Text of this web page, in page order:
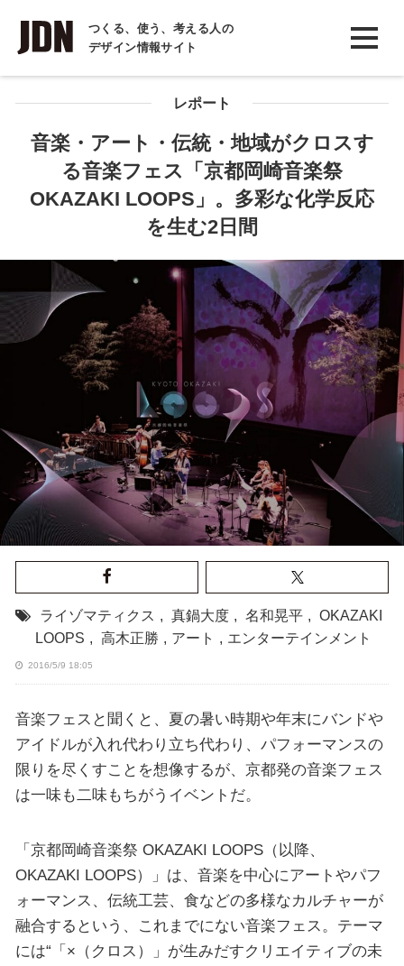
つくる、使う、考える人の
デザイン情報サイト
INTERVIEW
インタビュー
REPORT
COLUMN
コラム
レポート
音楽・アート・伝統・地域がクロスす
る音楽フェス「京都岡崎音楽祭
OKAZAKI LOOPS」。多彩な化学反応
を生む2日間
ライゾマティクス , 真鍋大度 , 名和晃平 , OKAZAKI
LOOPS , 高木正勝 , アート , エンターテインメント
2016/5/9 18:05
音楽フェスと聞くと、夏の暑い時期や年末にバンドや
アイドルが入れ代わり立ち代わり、パフォーマンスの
限りを尽くすことを想像するが、京都発の音楽フェス
は一味も二味もちがうイベントだ。
「京都岡崎音楽祭 OKAZAKI LOOPS（以降、
OKAZAKI LOOPS）」は、音楽を中心にアートやパフ
ォーマンス、伝統工芸、食などの多様なカルチャーが
融合するという、これまでにない音楽フェス。テーマ
には“「×（クロス）」が生みだすクリエイティブの未